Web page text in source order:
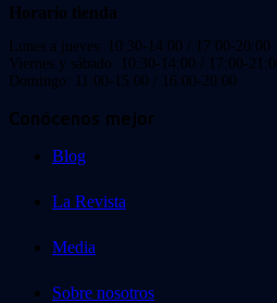
Horario tienda
Lunes a jueves: 10:30-14:00 / 17:00-20:00
Viernes y sábado: 10:30-14:00 / 17:00-21:00
Domingo: 11:00-15:00 / 16:00-20:00
Conócenos mejor
Blog
La Revista
Media
Sobre nosotros